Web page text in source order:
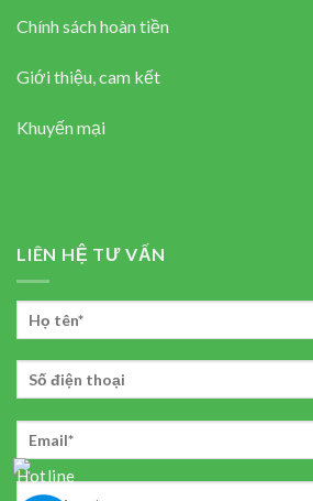
Chính sách hoàn tiền
Giới thiệu, cam kết
Khuyến mại
LIÊN HỆ TƯ VẤN